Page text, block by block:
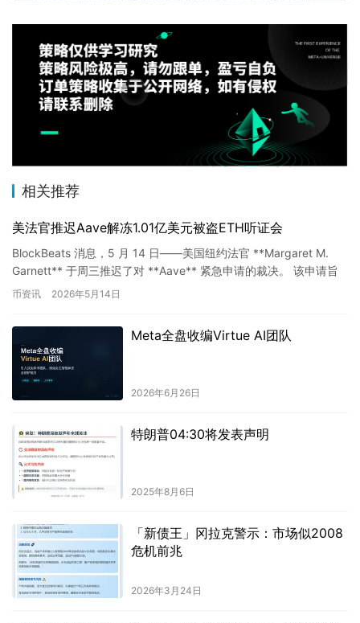
相关推荐
美法官推迟Aave解冻1.01亿美元被盗ETH听证会
BlockBeats 消息，5 月 14 日——美国纽约法官 **Margaret M.
Garnett** 于周三推迟了对 **Aave** 紧急申请的裁决。 该申请旨
在解冻与 …
币资讯 2026年5月14日
Meta全盘收编Virtue AI团队
2026年6月26日
特朗普04:30将发表声明
2025年8月6日
「新债王」冈拉克警示：市场似2008
危机前兆
2026年3月24日